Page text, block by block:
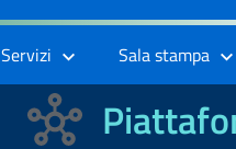
Servizi Sala stampa